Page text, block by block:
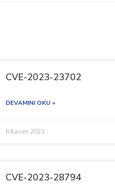
CVE-2023-23702
DEVAMINI OKU »
6 Kasım 2023
CVE-2023-28794